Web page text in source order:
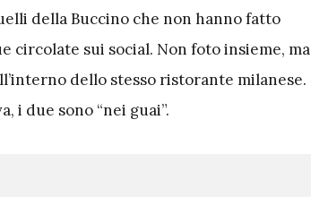
della Buccino che non hanno fatto
circolate sui social. Non foto insieme, ma
dello stesso ristorante milanese.
i due sono “nei guai”.